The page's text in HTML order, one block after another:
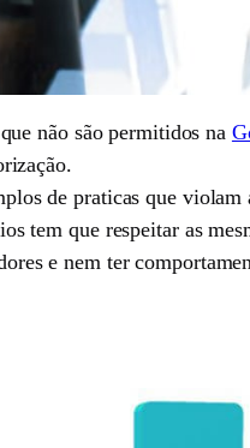
não são permitidos na
de praticas que violam
tem que respeitar as
e nem ter